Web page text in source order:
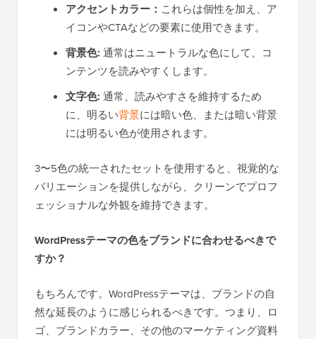
アクセントカラー： これらは個性を加え、ア
イコンやCTAなどの要素に使用できます。
背景色: 通常はニュートラルな色にして、コ
ンテンツを読みやすくします。
文字色: 通常、読みやすさを維持するため
に、明るい背景には暗い色、または暗い背景
には明るい色が使用されます。
3〜5色の統一されたセットを使用すると、視覚的な
バリエーションを提供しながら、クリーンでプロフ
ェッショナルな外観を維持できます。
WordPressテーマの色をブランドに合わせるべきで
すか？
もちろんです。WordPressテーマは、ブランドの自
然な延長のように感じられるべきです。つまり、ロ
ゴ、ブランドカラー、その他のマーケティング資料